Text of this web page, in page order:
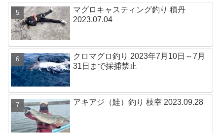
マグロキャスティング釣り 積丹
2023.07.04
クロマグロ釣り 2023年7月10日～7月
31日まで採捕禁止
アキアジ（鮭）釣り 枝幸 2023.09.28